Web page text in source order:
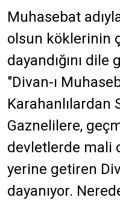
Muhasebat
olsun köklerinin
dayandığını
"Divan-ı
Karahanlılardan
Gaznelilere,
devletlerde mali
yerine getiren
dayanıyor.